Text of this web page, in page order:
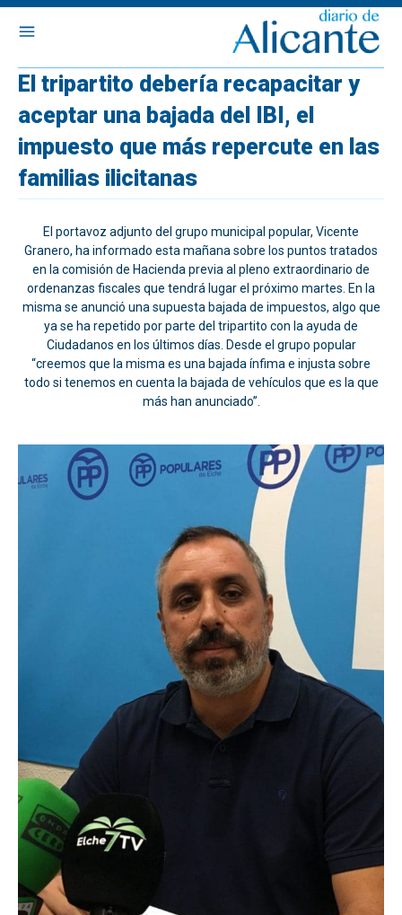
El tripartito debería recapacitar y
aceptar una bajada del IBI, el
impuesto que más repercute en las
familias ilicitanas
El portavoz adjunto del grupo municipal popular, Vicente
Granero, ha informado esta mañana sobre los puntos tratados
en la comisión de Hacienda previa al pleno extraordinario de
ordenanzas fiscales que tendrá lugar el próximo martes. En la
misma se anunció una supuesta bajada de impuestos, algo que
ya se ha repetido por parte del tripartito con la ayuda de
Ciudadanos en los últimos días. Desde el grupo popular
“creemos que la misma es una bajada ínfima e injusta sobre
todo si tenemos en cuenta la bajada de vehículos que es la que
más han anunciado”.